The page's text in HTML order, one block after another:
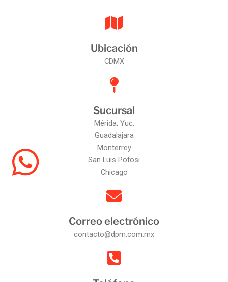
Ubicación
CDMX
Sucursal
Mérida, Yuc.
Guadalajara
Monterrey
San Luis Potosi
Chicago
Correo electrónico
contacto@dpm.com.mx